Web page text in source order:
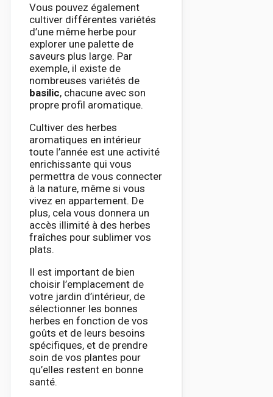
Vous pouvez également
cultiver différentes variétés
d’une même herbe pour
explorer une palette de
saveurs plus large. Par
exemple, il existe de
nombreuses variétés de
basilic, chacune avec son
propre profil aromatique.
Cultiver des herbes
aromatiques en intérieur
toute l’année est une activité
enrichissante qui vous
permettra de vous connecter
à la nature, même si vous
vivez en appartement. De
plus, cela vous donnera un
accès illimité à des herbes
fraîches pour sublimer vos
plats.
Il est important de bien
choisir l’emplacement de
votre jardin d’intérieur, de
sélectionner les bonnes
herbes en fonction de vos
goûts et de leurs besoins
spécifiques, et de prendre
soin de vos plantes pour
qu’elles restent en bonne
santé.